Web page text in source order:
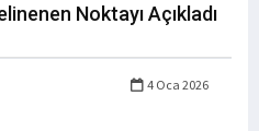
Noktayı Açıkladı
4 Oca 2026